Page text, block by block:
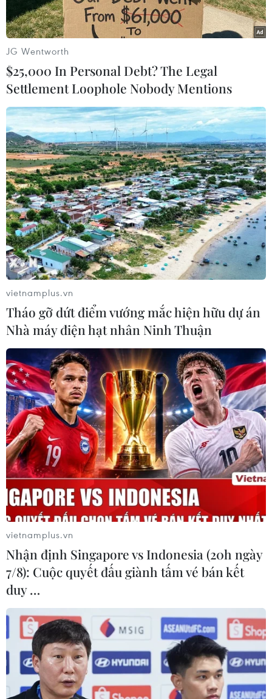
Khả năng bà Hillary Cliton ra
tranh cử Tổng thống Mỹ
06/09/2014 02:47
Ngày 5/9, cựu Ngoại trưởng Mỹ Hillary Clinton cho biết
bà nhiều khả năng sẽ quyết định về khả năng tranh cử
tổng thống Mỹ năm 2016 vào đầu năm tới.
JG Wentworth
$25,000 In Personal Debt? The Legal
Settlement Loophole Nobody Mentions
vietnamplus.vn
Tháo gỡ dứt điểm vướng mắc hiện hữu dự án
Nhà máy điện hạt nhân Ninh Thuận
vietnamplus.vn
Nhận định Singapore vs Indonesia (20h ngày
7/8): Cuộc quyết đấu giành tấm vé bán kết
duy …